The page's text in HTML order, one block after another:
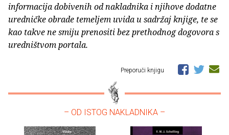
informacija dobivenih od nakladnika i njihove dodatne
uredničke obrade temeljem uvida u sadržaj knjige, te se
kao takve ne smiju prenositi bez prethodnog dogovora s
uredništvom portala.
Preporuči knjigu
– OD ISTOG NAKLADNIKA –